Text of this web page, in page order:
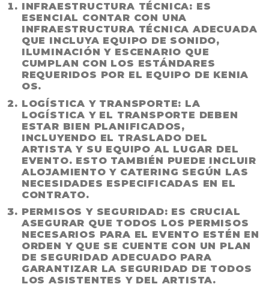
INFRAESTRUCTURA TÉCNICA: ES
ESENCIAL CONTAR CON UNA
INFRAESTRUCTURA TÉCNICA ADECUADA
QUE INCLUYA EQUIPO DE SONIDO,
ILUMINACIÓN Y ESCENARIO QUE
CUMPLAN CON LOS ESTÁNDARES
REQUERIDOS POR EL EQUIPO DE KENIA
OS.
LOGÍSTICA Y TRANSPORTE: LA
LOGÍSTICA Y EL TRANSPORTE DEBEN
ESTAR BIEN PLANIFICADOS,
INCLUYENDO EL TRASLADO DEL
ARTISTA Y SU EQUIPO AL LUGAR DEL
EVENTO. ESTO TAMBIÉN PUEDE INCLUIR
ALOJAMIENTO Y CATERING SEGÚN LAS
NECESIDADES ESPECIFICADAS EN EL
CONTRATO.
PERMISOS Y SEGURIDAD: ES CRUCIAL
ASEGURAR QUE TODOS LOS PERMISOS
NECESARIOS PARA EL EVENTO ESTÉN EN
ORDEN Y QUE SE CUENTE CON UN PLAN
DE SEGURIDAD ADECUADO PARA
GARANTIZAR LA SEGURIDAD DE TODOS
LOS ASISTENTES Y DEL ARTISTA.